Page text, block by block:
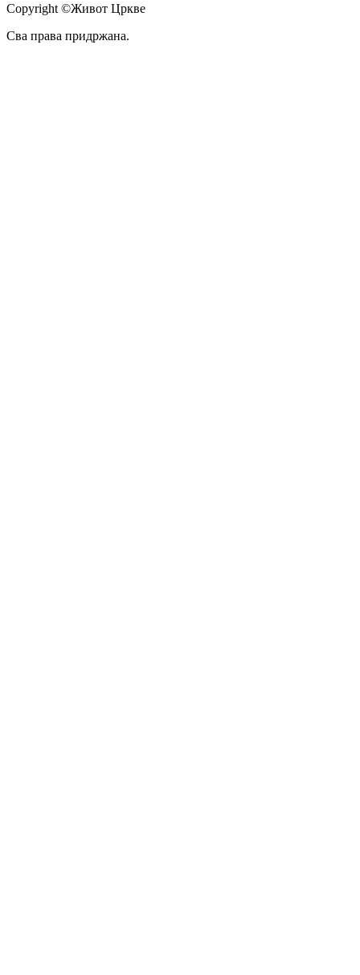
Copyright ©Живот Цркве
Сва права придржана.